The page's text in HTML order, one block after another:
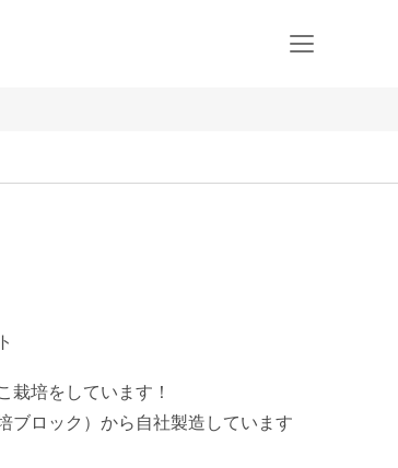
栽培をしています！
ブロック）から自社製造しています